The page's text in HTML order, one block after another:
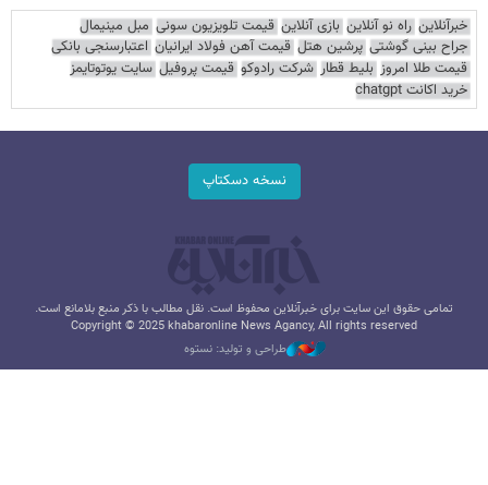
خبرآنلاین راه نو آنلاین بازی آنلاین قیمت تلویزیون سونی مبل مینیمال
جراح بینی گوشتی پرشین هتل قیمت آهن فولاد ایرانیان اعتبارسنجی بانکی
قیمت طلا امروز بلیط قطار شرکت رادوکو قیمت پروفیل سایت یوتوتایمز
خرید اکانت chatgpt
نسخه دسکتاپ
تمامی حقوق این سایت برای خبرآنلاین محفوظ است. نقل مطالب با ذکر منبع بلامانع است.
Copyright © 2025 khabaronline News Agancy, All rights reserved
طراحی و تولید: نستوه